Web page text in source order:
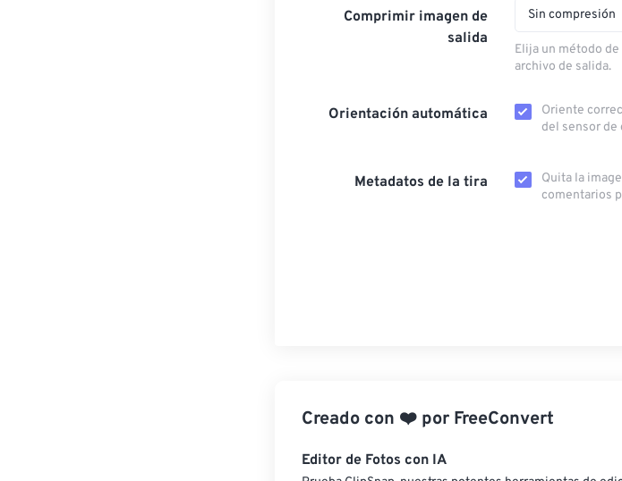
Comprimir imagen de
salida
Sin compresión
Elija un método
archivo de salida.
Orientación automática
Oriente
del sensor de
Metadatos de la tira
Quita la
comentarios
Creado con ❤️ por FreeConvert
Editor de Fotos con IA